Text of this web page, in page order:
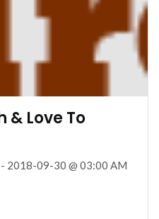
& Love To
2018-09-30 @ 03:00 AM